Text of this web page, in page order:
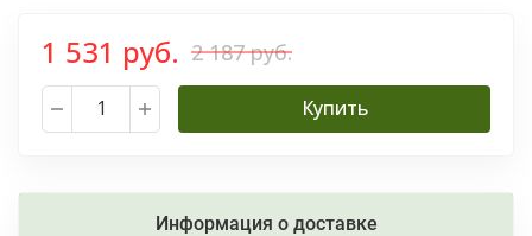
1 531 руб. 2 187 руб.
Купить
Информация о доставке